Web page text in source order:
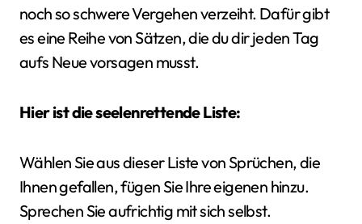
noch so schwere Vergehen verzeiht. Dafür gibt
es eine Reihe von Sätzen, die du dir jeden Tag
aufs Neue vorsagen musst.
Hier ist die seelenrettende Liste:
Wählen Sie aus dieser Liste von Sprüchen, die
Ihnen gefallen, fügen Sie Ihre eigenen hinzu.
Sprechen Sie aufrichtig mit sich selbst.